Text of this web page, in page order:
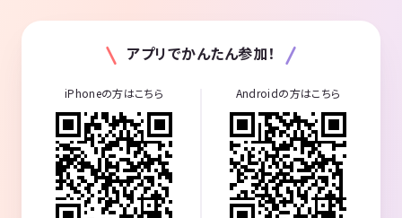
アプリでかんたん参加！
iPhoneの方はこちら Androidの方はこちら